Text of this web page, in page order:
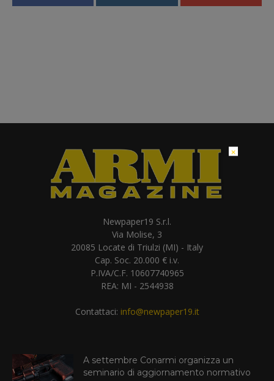
Newpaper19 S.r.l.
Via Molise, 3
20085 Locate di Triulzi (MI) - Italy
Cap. Soc. 20.000 € i.v.
P.IVA/C.F. 10607740965
REA: MI - 2544938
Contattaci: info@newpaper19.it
A settembre Conarmi organizza un
seminario di aggiornamento normativo
×